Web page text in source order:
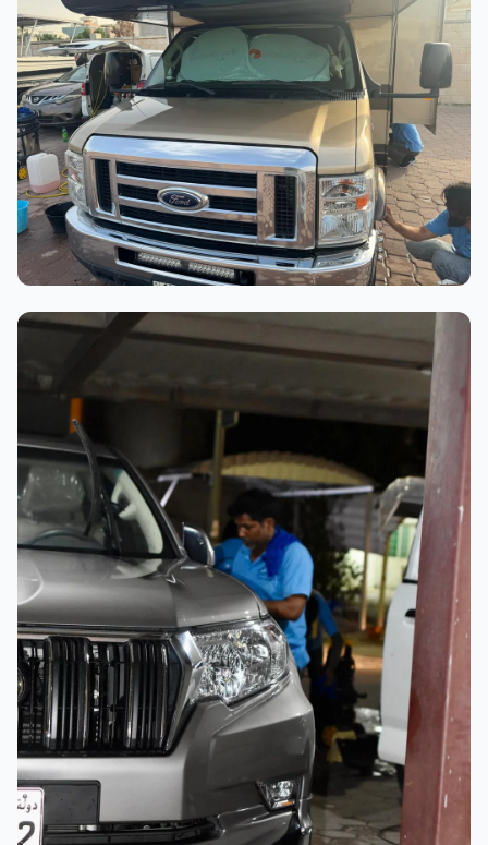
عملية الغسيل